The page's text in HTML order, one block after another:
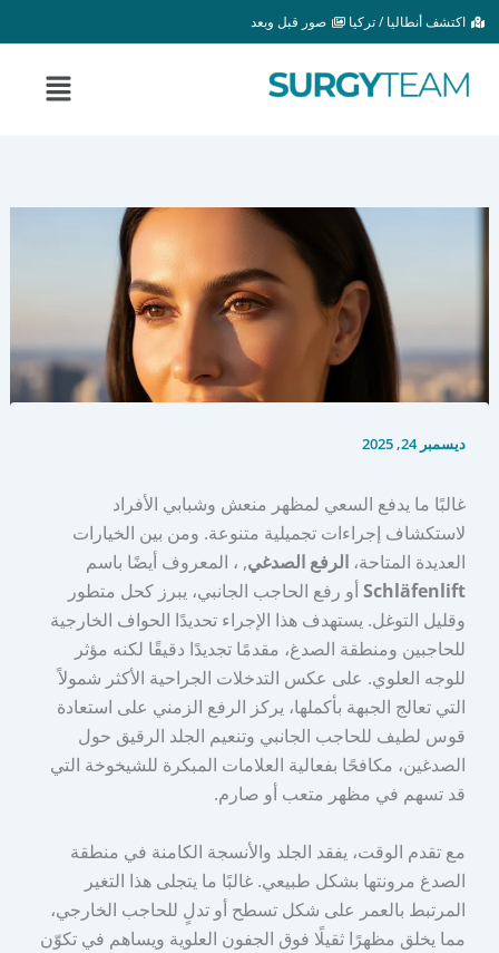
تخطي
إلى
المحتوى
اكتشف أنطاليا / تركيا صور قبل وبعد
القائمة
ديسمبر 24, 2025
غالبًا ما يدفع السعي لمظهر منعش وشبابي الأفراد
لاستكشاف إجراءات تجميلية متنوعة. ومن بين الخيارات
العديدة المتاحة،الرفع الصدغي, ، المعروف أيضًا باسم
Schläfenliftأو رفع الحاجب الجانبي، يبرز كحل متطور
وقليل التوغل. يستهدف هذا الإجراء تحديدًا الحواف الخارجية
للحاجبين ومنطقة الصدغ، مقدمًا تجديدًا دقيقًا لكنه مؤثر
للوجه العلوي. على عكس التدخلات الجراحية الأكثر شمولاً
التي تعالج الجبهة بأكملها، يركز الرفع الزمني على استعادة
قوس لطيف للحاجب الجانبي وتنعيم الجلد الرقيق حول
الصدغين، مكافحًا بفعالية العلامات المبكرة للشيخوخة التي
قد تسهم في مظهر متعب أو صارم.
مع تقدم الوقت، يفقد الجلد والأنسجة الكامنة في منطقة
الصدغ مرونتها بشكل طبيعي. غالبًا ما يتجلى هذا التغير
المرتبط بالعمر على شكل تسطح أو تدلٍ للحاجب الخارجي،
مما يخلق مظهرًا ثقيلًا فوق الجفون العلوية ويساهم في تكوّن